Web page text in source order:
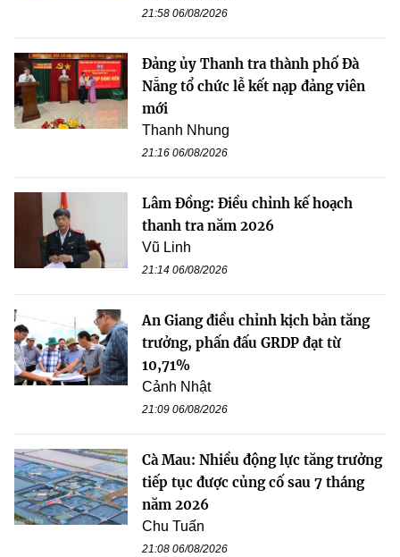
21:58 06/08/2026
Đảng ủy Thanh tra thành phố Đà
Nẵng tổ chức lễ kết nạp đảng viên
mới
Thanh Nhung
21:16 06/08/2026
Lâm Đồng: Điều chỉnh kế hoạch
thanh tra năm 2026
Vũ Linh
21:14 06/08/2026
An Giang điều chỉnh kịch bản tăng
trưởng, phấn đấu GRDP đạt từ
10,71%
Cảnh Nhật
21:09 06/08/2026
Cà Mau: Nhiều động lực tăng trưởng
tiếp tục được củng cố sau 7 tháng
năm 2026
Chu Tuấn
21:08 06/08/2026